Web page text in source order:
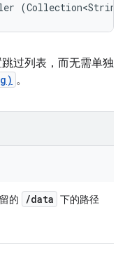
过列表，而无需单独
。
的 /data 下的路径